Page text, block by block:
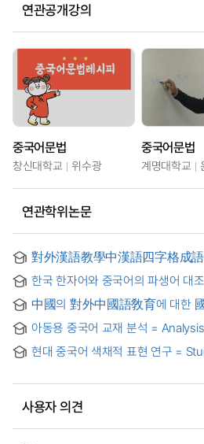
연관공개강의
중국어문법
창신대학교 위수광
중국어문법
계명대학교
연관학위논문
對外漢語教學中漢語四字格成語
Teaching Chinese as a Foreign
Textbook Developing Chinese
교육에서의 故事成語 활용 방안 연
중심으로
한국 한자어와 중국어의 파생어 대
Study on the Derivation of Sino-
Language
中國의 對外中國語敎育에 대한
foreigners
아동용 중국어 교재 분석 =
현대 중국어 색채적 표현 연구 =
사용자 의견